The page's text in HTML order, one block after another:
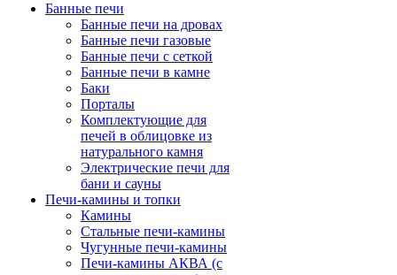
Банные печи
Банные печи на дровах
Банные печи газовые
Банные печи с сеткой
Банные печи в камне
Баки
Порталы
Комплектующие для
печей в облицовке из
натурального камня
Электрические печи для
бани и сауны
Печи-камины и топки
Камины
Стальные печи-камины
Чугунные печи-камины
Печи-камины АКВА (с